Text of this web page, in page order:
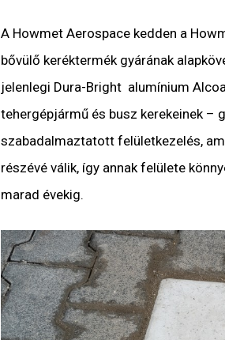
A Howmet Aerospace kedden a
bővülő keréktermék gyárának
jelenlegi Dura-Bright alumínium
tehergépjármű és busz kerekeinek –
szabadalmaztatott felületkezelés,
részévé válik, így annak felülete
marad évekig.